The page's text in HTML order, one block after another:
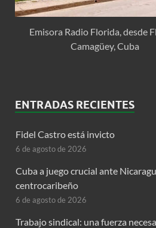
Emisora Radio Florida, desde
Camagüey, Cuba
ENTRADAS RECIENTES
Fidel Castro está invicto
6 de agosto de 2026
Cuba a juego crucial ante
centrocaribeño
6 de agosto de 2026
Trabajo sindical: una fuerza